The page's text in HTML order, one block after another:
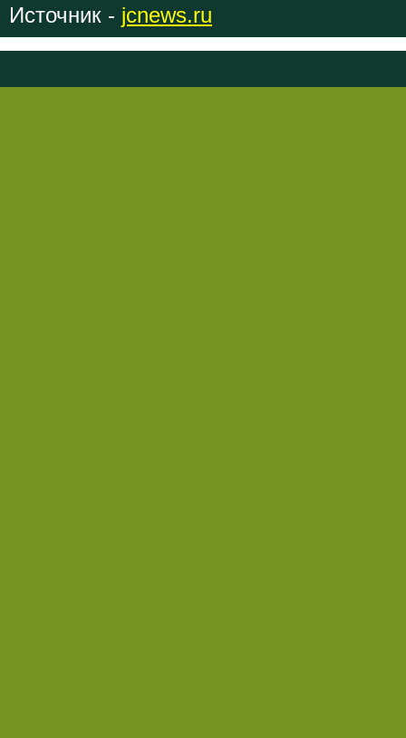
Источник - jcnews.ru